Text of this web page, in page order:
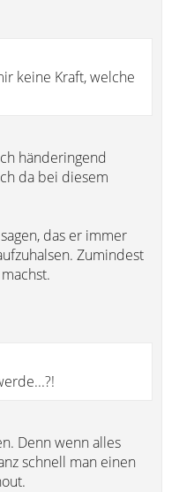
keine Kraft, welche
händeringend
da bei diesem
das er immer
Zumindest
Denn wenn alles
schnell man einen